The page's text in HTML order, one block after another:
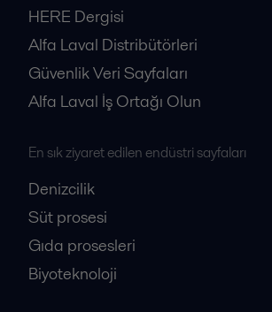
HERE Dergisi
Alfa Laval Distribütörleri
Güvenlik Veri Sayfaları
Alfa Laval İş Ortağı Olun
En sık ziyaret edilen endüstri sayfaları
Denizcilik
Süt prosesi
Gıda prosesleri
Biyoteknoloji